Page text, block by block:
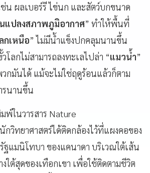
น ผลเบอร์รี ไข่นก และสัตว์บกขนาด
แปลงสภาพภูมิอากาศ” ทำให้พื้นที่
กเหนือ” ไม่มีน้ำแข็งปกคลุมนานขึ้น
โลกไม่สามารถลงทะเลไปล่า “แมวน้ำ”
กมันได้ แม้จะไม่ใช่ฤดูร้อนแล้วก็ตาม
รนานขึ้น
พ์ในวารสาร Nature
กวิทยาศาสตร์ได้ติดกล้องไว้ที่แผงคอของ
ฐแมนิโทบา ของแคนาดา บริเวณใต้เส้น
ใต้สุดของเทือกเขา เพื่อใช้ติดตามชีวิต